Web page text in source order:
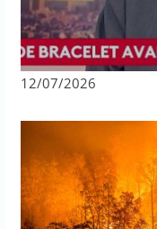
12/07/2026